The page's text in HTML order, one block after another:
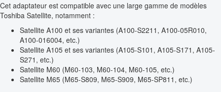
Cet adaptateur est compatible avec une large gamme de modèles
Toshiba Satellite, notamment :
Satellite A100 et ses variantes (A100-S2211, A100-05R010,
A100-016004, etc.)
Satellite A105 et ses variantes (A105-S101, A105-S171, A105-
S271, etc.)
Satellite M60 (M60-103, M60-104, M60-105, etc.)
Satellite M65 (M65-S809, M65-S909, M65-SP811, etc.)